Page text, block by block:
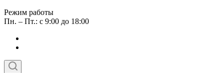
Режим работы
Пн. – Пт.: с 9:00 до 18:00